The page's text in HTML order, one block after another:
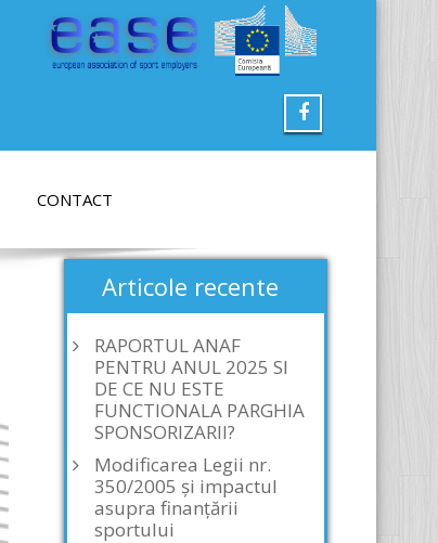
CONTACT
Articole recente
RAPORTUL ANAF
PENTRU ANUL 2025 SI
DE CE NU ESTE
FUNCTIONALA PARGHIA
SPONSORIZARII?
Modificarea Legii nr.
350/2005 și impactul
asupra finanțării
sportului